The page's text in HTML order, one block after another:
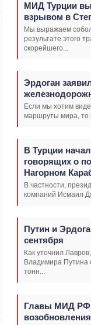
МИД Турции
взрывом в
Мы выражаем
результате этого
скорейшего...
Эрдоган
Если мы хотим
маршруты мира, то
В Турции
говорящих о
Нагорном
В частности,
компаний Исмаил
Путин и
сентября
Как уточнил
Владимира Путина
тонн...
Главы МИД РФ